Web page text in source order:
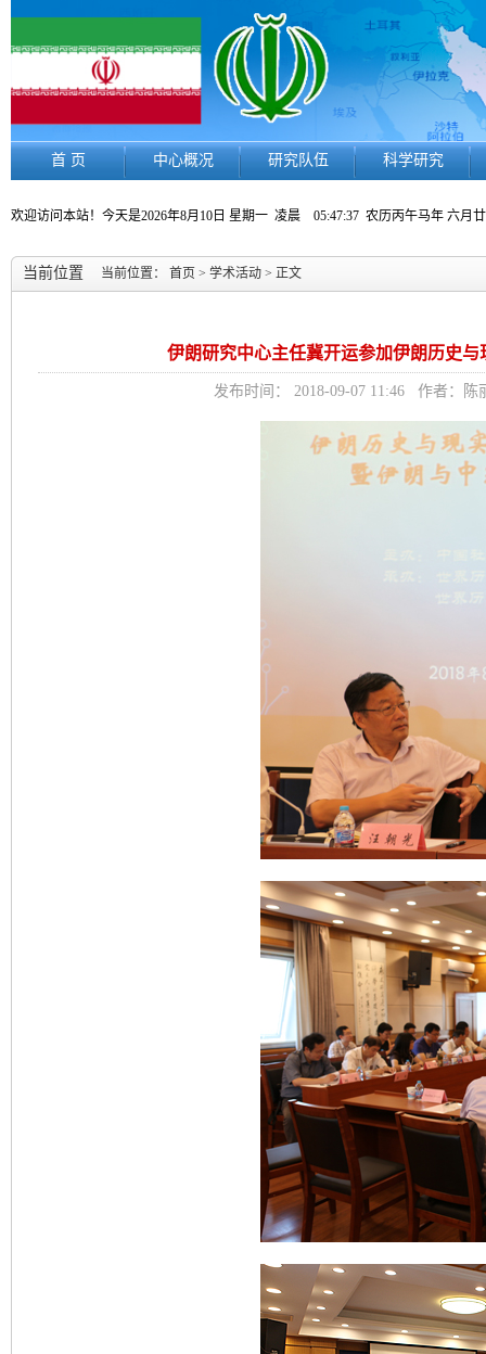
首 页 中心概况 研究队伍 科学研究
欢迎访问本站！今天是2026年8月10日 星期一 凌晨 05:47:39 农历丙午马年 六月
当前位置 当前位置： 首页 > 学术活动 > 正文
伊朗研究中心主任冀开运参加伊朗历史
发布时间： 2018-09-07 11:46 作者：